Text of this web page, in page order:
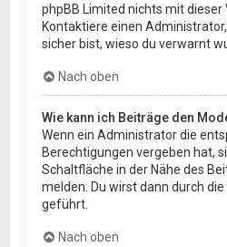
phpBB Limited nichts mit dieser
Kontaktiere einen
sicher bist, wieso du verwarnt
Nach oben
Wie kann ich Beiträge den
Wenn ein Administrator die
Berechtigungen vergeben hat,
Schaltfläche in der Nähe des
melden. Du wirst dann durch
geführt.
Nach oben